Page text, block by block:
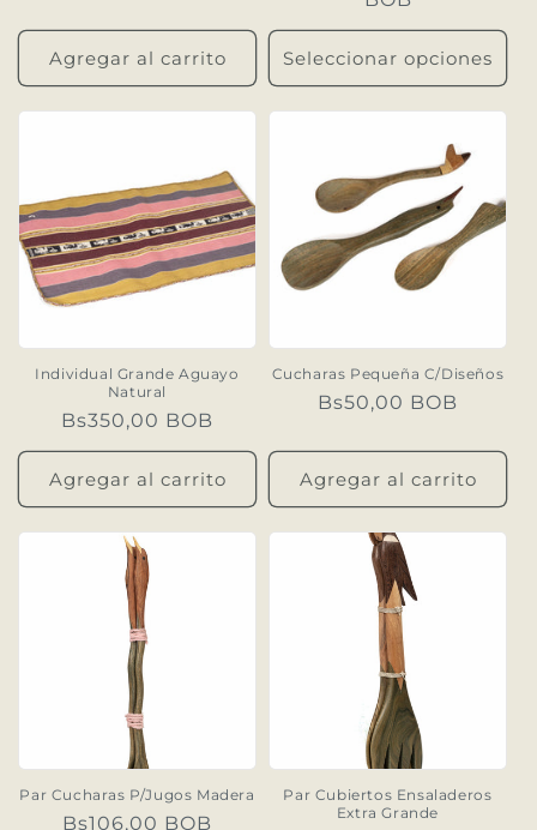
Agregar al carrito Seleccionar opciones
Individual Grande Aguayo
Natural
Precio
habitual
Bs350,00 BOB
Agregar al carrito
Cucharas Pequeña C/Diseños
Precio
Bs50,00 BOB
Agregar al carrito
Par Cucharas P/Jugos Madera
Precio
Bs106,00 BOB
Par Cubiertos Ensaladeros
Extra Grande